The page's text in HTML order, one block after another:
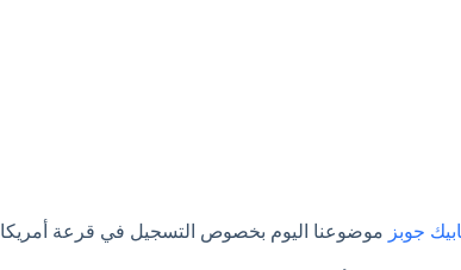
جوبز موضوعنا اليوم بخصوص التسجيل في قرعة أمريكا 2025-2026-2027: dvprogram.state.gov